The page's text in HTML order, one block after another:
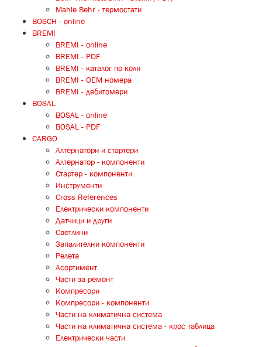
Mahle Behr - термостати
BOSCH - online
BREMI
BREMI - online
BREMI - PDF
BREMI - каталог по коли
BREMI - ОЕМ номера
BREMI - дебитомери
BOSAL
BOSAL - online
BOSAL - PDF
CARGO
Алтернатори и стартери
Алтернатор - компоненти
Стартер - компоненти
Инструменти
Cross References
Електрически компоненти
Датчици и други
Светлини
Запалителни компоненти
Релета
Асортимент
Части за ремонт
Компресори
Компресори - компоненти
Части на климатична система
Части на климатична система - крос таблица
Електрически части